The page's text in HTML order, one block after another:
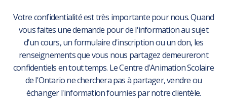
▼
Votre confidentialité est très importante pour nous. Quand
vous faites une demande pour de l'information au sujet
d'un cours, un formulaire d'inscription ou un don, les
renseignements que vous nous partagez demeureront
confidentiels en tout temps. Le Centre d'Animation Scolaire
de l'Ontario ne cherchera pas à partager, vendre ou
échanger l'information fournies par notre clientèle.